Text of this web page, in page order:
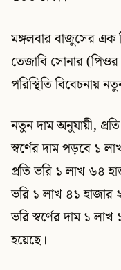
মঙ্গলবার বাজুসের এক
তেজাবি সোনার (পিওর
পরিস্থিতি বিবেচনায়
নতুন দাম অনুযায়ী,
স্বর্ণের দাম পড়বে ১
প্রতি ভরি ১ লাখ ৬৪
ভরি ১ লাখ ৪১ হাজার
ভরি স্বর্ণের দাম ১
হয়েছে।